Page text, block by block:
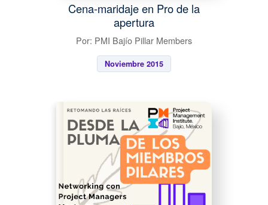
Cena-maridaje en Pro de la
apertura
Por: PMI Bajío Pillar Members
Noviembre 2015